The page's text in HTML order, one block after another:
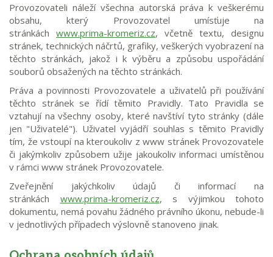
Provozovateli náleží všechna autorská práva k veškerému
obsahu, který Provozovatel umísťuje na
stránkách www.prima-kromeriz.cz, včetně textu, designu
stránek, technických náčrtů, grafiky, veškerých vyobrazení na
těchto stránkách, jakož i k výběru a způsobu uspořádání
souborů obsažených na těchto stránkách.
Práva a povinnosti Provozovatele a uživatelů při používání
těchto stránek se řídí těmito Pravidly. Tato Pravidla se
vztahují na všechny osoby, které navštíví tyto stránky (dále
jen "Uživatelé"). Uživatel vyjádří souhlas s těmito Pravidly
tím, že vstoupí na kteroukoliv z www stránek Provozovatele
či jakýmkoliv způsobem užije jakoukoliv informaci umístěnou
v rámci www stránek Provozovatele.
Zveřejnění jakýchkoliv údajů či informací na
stránkách www.prima-kromeriz.cz, s výjimkou tohoto
dokumentu, nemá povahu žádného právního úkonu, nebude-li
v jednotlivých případech výslovně stanoveno jinak.